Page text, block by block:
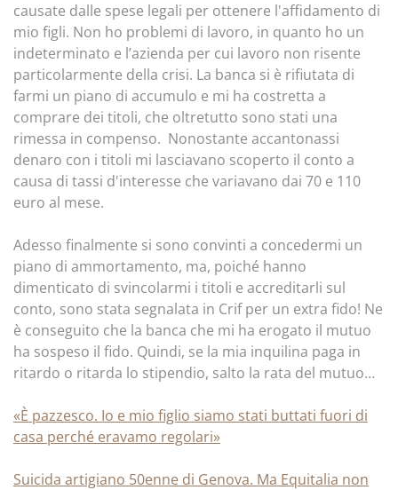
causate dalle spese legali per ottenere l'affidamento di
mio figli. Non ho problemi di lavoro, in quanto ho un
indeterminato e l’azienda per cui lavoro non risente
particolarmente della crisi. La banca si è rifiutata di
farmi un piano di accumulo e mi ha costretta a
comprare dei titoli, che oltretutto sono stati una
rimessa in compenso. Nonostante accantonassi
denaro con i titoli mi lasciavano scoperto il conto a
causa di tassi d'interesse che variavano dai 70 e 110
euro al mese.
Adesso finalmente si sono convinti a concedermi un
piano di ammortamento, ma, poiché hanno
dimenticato di svincolarmi i titoli e accreditarli sul
conto, sono stata segnalata in Crif per un extra fido! Ne
è conseguito che la banca che mi ha erogato il mutuo
ha sospeso il fido. Quindi, se la mia inquilina paga in
ritardo o ritarda lo stipendio, salto la rata del mutuo…
«È pazzesco. Io e mio figlio siamo stati buttati fuori di
casa perché eravamo regolari»
Suicida artigiano 50enne di Genova. Ma Equitalia non